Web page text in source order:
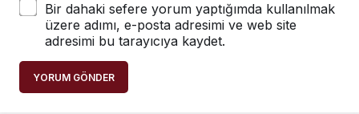
Bir dahaki sefere yorum yaptığımda kullanılmak
üzere adımı, e-posta adresimi ve web site
adresimi bu tarayıcıya kaydet.
YORUM GÖNDER